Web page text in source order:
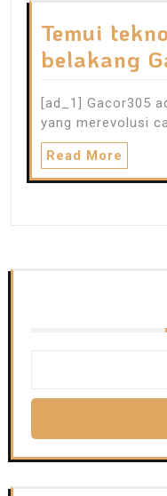
Temui
belakang
[ad_1] Gacor305
yang merevolusi
Read More